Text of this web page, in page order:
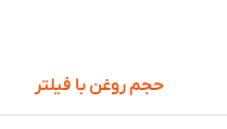
حجم روغن با فیلتر